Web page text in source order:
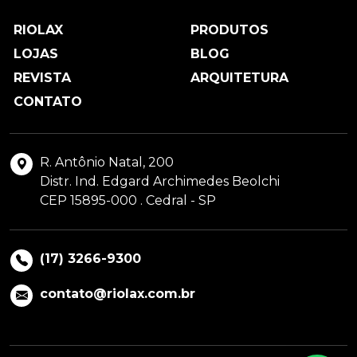
RIOLAX
PRODUTOS
LOJAS
BLOG
REVISTA
ARQUITETURA
CONTATO
R. Antônio Natal, 200
Distr. Ind. Edgard Archimedes Beolchi
CEP 15895-000 . Cedral - SP
(17) 3266-9300
contato@riolax.com.br